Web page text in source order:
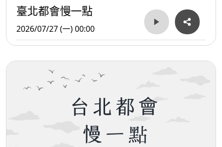
臺北都會慢一點
2026/07/27 (一) 00:00